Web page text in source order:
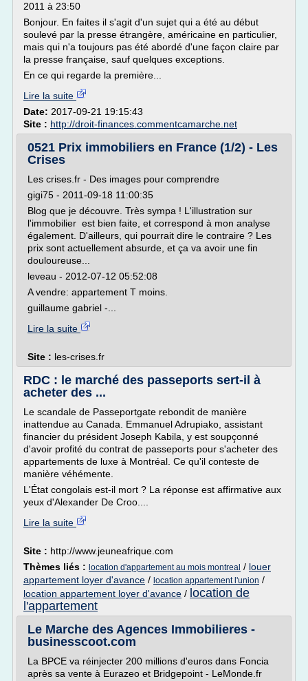
2011 à 23:50
Bonjour. En faites il s'agit d'un sujet qui a été au début
soulevé par la presse étrangère, américaine en particulier,
mais qui n'a toujours pas été abordé d'une façon claire par
la presse française, sauf quelques exceptions.
En ce qui regarde la première...
Lire la suite
Date: 2017-09-21 19:15:43
Site : http://droit-finances.commentcamarche.net
0521 Prix immobiliers en France (1/2) - Les
Crises
Les crises.fr - Des images pour comprendre
gigi75 - 2011-09-18 11:00:35
Blog que je découvre. Très sympa ! L'illustration sur
l'immobilier est bien faite, et correspond à mon analyse
également. D'ailleurs, qui pourrait dire le contraire ? Les
prix sont actuellement absurde, et ça va avoir une fin
douloureuse...
leveau - 2012-07-12 05:52:08
A vendre: appartement T moins.
guillaume gabriel -...
Lire la suite
Site : les-crises.fr
RDC : le marché des passeports sert-il à
acheter des ...
Le scandale de Passeportgate rebondit de manière
inattendue au Canada. Emmanuel Adrupiako, assistant
financier du président Joseph Kabila, y est soupçonné
d'avoir profité du contrat de passeports pour s'acheter des
appartements de luxe à Montréal. Ce qu'il conteste de
manière véhémente.
L'État congolais est-il mort ? La réponse est affirmative aux
yeux d'Alexander De Croo....
Lire la suite
Site : http://www.jeuneafrique.com
Thèmes liés : location d'appartement au mois montreal / louer
appartement loyer d'avance / location appartement l'union /
location appartement loyer d'avance / location de
l'appartement
Le Marche des Agences Immobilieres -
businesscoot.com
La BPCE va réinjecter 200 millions d'euros dans Foncia
après sa vente à Eurazeo et Bridgepoint - LeMonde.fr